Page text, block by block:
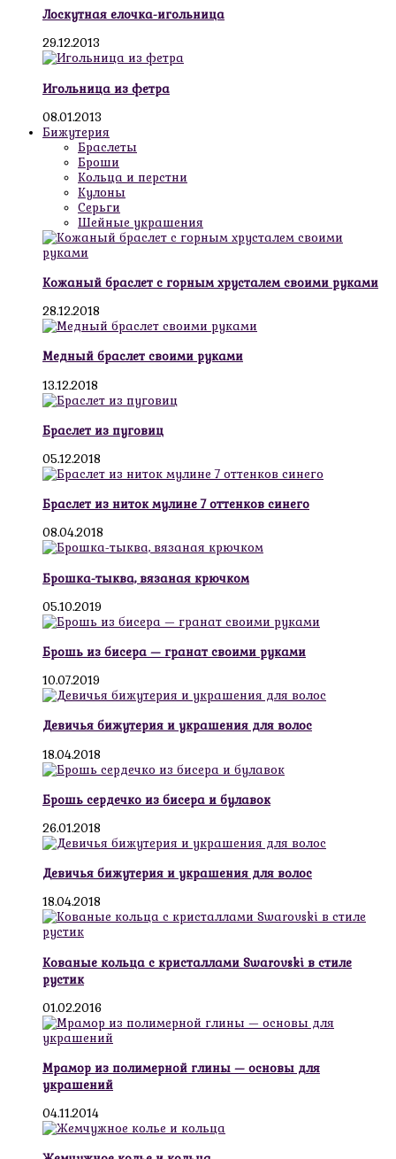
Лоскутная елочка-игольница
29.12.2013
Игольница из фетра
08.01.2013
Бижутерия
Браслеты
Броши
Кольца и перстни
Кулоны
Серьги
Шейные украшения
Кожаный браслет с горным хрусталем своими руками
28.12.2018
Медный браслет своими руками
13.12.2018
Браслет из пуговиц
05.12.2018
Браслет из ниток мулине 7 оттенков синего
08.04.2018
Брошка-тыква, вязаная крючком
05.10.2019
Брошь из бисера — гранат своими руками
10.07.2019
Девичья бижутерия и украшения для волос
18.04.2018
Брошь сердечко из бисера и булавок
26.01.2018
Девичья бижутерия и украшения для волос
18.04.2018
Кованые кольца с кристаллами Swarovski в стиле
рустик
01.02.2016
Мрамор из полимерной глины — основы для
украшений
04.11.2014